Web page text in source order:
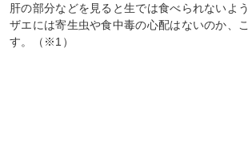
肝の部分などを見ると生では食べられないよ
ザエには寄生虫や食中毒の心配はないのか、
す。（※1）